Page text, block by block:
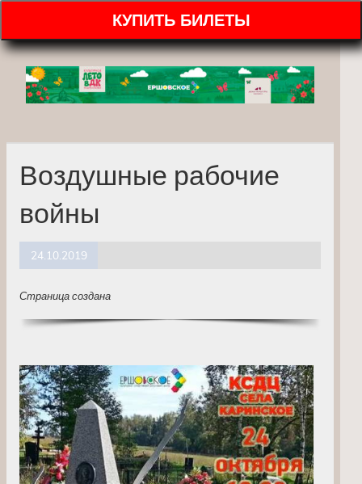
КУПИТЬ БИЛЕТЫ
Воздушные рабочие
войны
24.10.2019
Страница создана